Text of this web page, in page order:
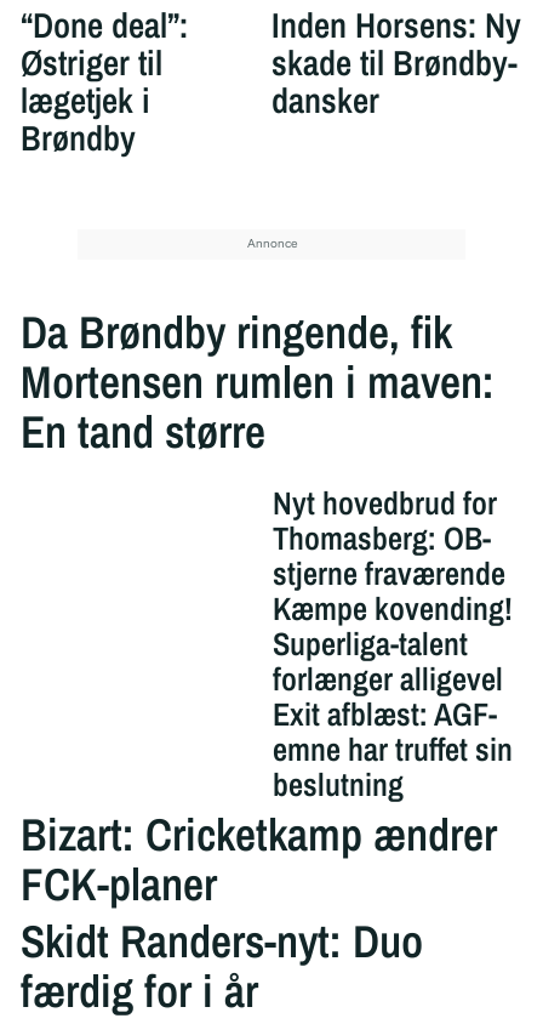
“Done deal”:
Østriger til
lægetjek i
Brøndby
Inden Horsens: Ny
skade til Brøndby-
dansker
Da Brøndby ringende, fik
Mortensen rumlen i maven:
En tand større
Nyt hovedbrud for
Thomasberg: OB-
stjerne fraværende
Kæmpe kovending!
Superliga-talent
forlænger alligevel
Exit afblæst: AGF-
emne har truffet sin
beslutning
Bizart: Cricketkamp ændrer
FCK-planer
Skidt Randers-nyt: Duo
færdig for i år